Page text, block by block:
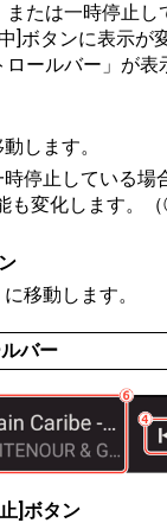
または一時停止
]ボタンに表示が
ールバー」が表
します。
停止している場
も変化します。
移動します。
バー
]ボタン